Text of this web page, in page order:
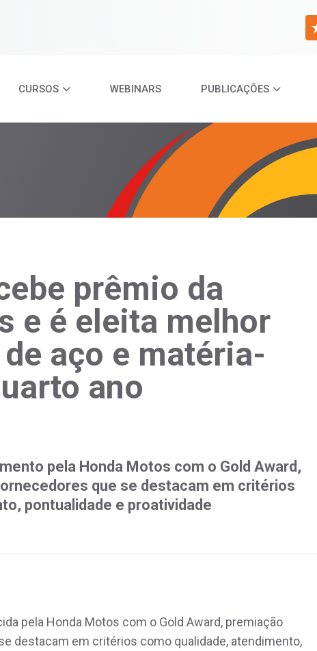
CURSOS WEBINARS PUBLICAÇÕES
prêmio da
e é eleita melhor
aço e matéria-
ano
pela Honda Motos com o Gold Award,
que se destacam em critérios
pontualidade e proatividade
pela Honda Motos com o Gold Award, premiação
destacam em critérios como qualidade, atendimento,